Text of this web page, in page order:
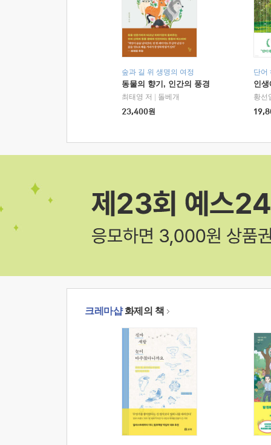
숲과 길 위 생명의 여정
동물의 향기, 인간의 풍경
최태영 저
돌베개
23,400원
단어
인
황선
크레마샵화제의 책